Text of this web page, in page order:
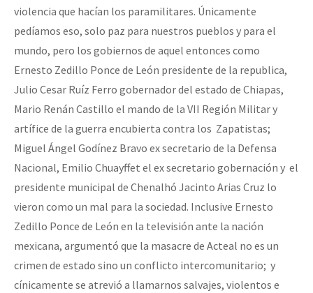
violencia que hacían los paramilitares. Únicamente
pedíamos eso, solo paz para nuestros pueblos y para el
mundo, pero los gobiernos de aquel entonces como
Ernesto Zedillo Ponce de León presidente de la republica,
Julio Cesar Ruíz Ferro gobernador del estado de Chiapas,
Mario Renán Castillo el mando de la VII Región Militar y
artífice de la guerra encubierta contra los Zapatistas;
Miguel Ángel Godínez Bravo ex secretario de la Defensa
Nacional, Emilio Chuayffet el ex secretario gobernación y el
presidente municipal de Chenalhó Jacinto Arias Cruz lo
vieron como un mal para la sociedad. Inclusive Ernesto
Zedillo Ponce de León en la televisión ante la nación
mexicana, argumentó que la masacre de Acteal no es un
crimen de estado sino un conflicto intercomunitario; y
cínicamente se atrevió a llamarnos salvajes, violentos e